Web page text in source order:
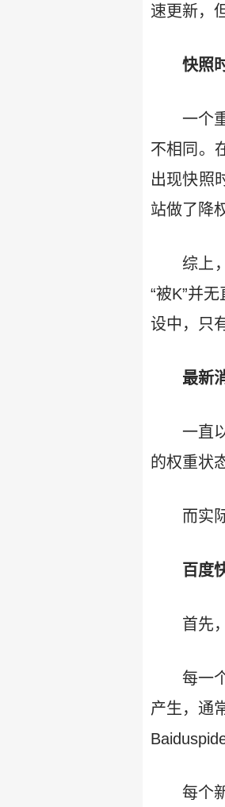
速更新，
快照
一个
不相同。
出现快照
站做了降
综上
“被K”并
设中，只
最新
一直
的权重状
而实
百度
首先
每一
产生，通
每个